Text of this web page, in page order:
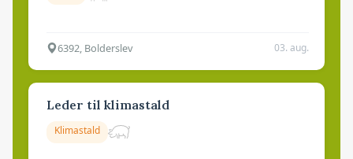
6392, Bolderslev 03. aug.
Leder til klimastald
Klimastald